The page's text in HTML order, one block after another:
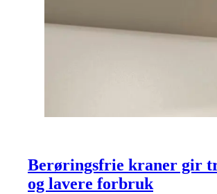
Berøringsfrie kraner gir
og lavere forbruk